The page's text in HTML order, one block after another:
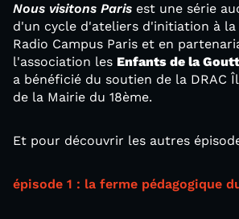
Nous visitons Paris est une série
d'un cycle d'ateliers d'initiation à la
Radio Campus Paris et en
l'association les Enfants de la
a bénéficié du soutien de la DRAC
de la Mairie du 18ème.
Et pour découvrir les autres
épisode 1 : la ferme pédagogique